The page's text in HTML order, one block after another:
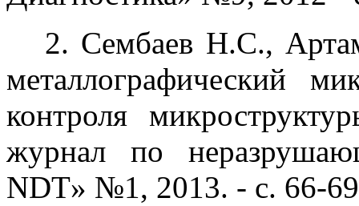
2. Сембаев Н.С.,
металлографический
контроля
журнал по
NDT» №1, 2013. - с. 66-